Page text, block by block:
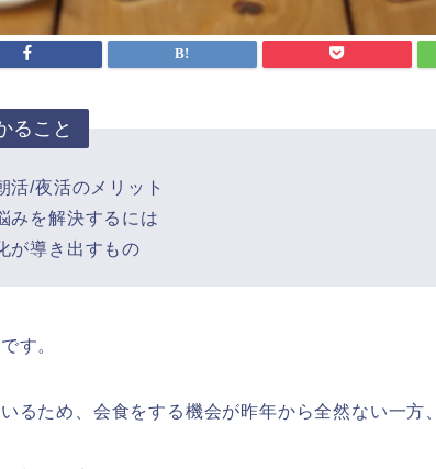
ること
活/夜活のメリット
みを解決するには
が導き出すもの
す。
るため、会食をする機会が昨年から全然ない一方、